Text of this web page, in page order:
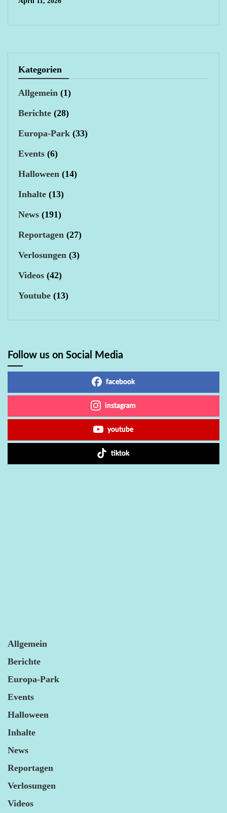
Kategorien
Allgemein (1)
Berichte (28)
Europa-Park (33)
Events (6)
Halloween (14)
Inhalte (13)
News (191)
Reportagen (27)
Verlosungen (3)
Videos (42)
Youtube (13)
Follow us on Social Media
facebook
instagram
youtube
tiktok
Allgemein
Berichte
Europa-Park
Events
Halloween
Inhalte
News
Reportagen
Verlosungen
Videos